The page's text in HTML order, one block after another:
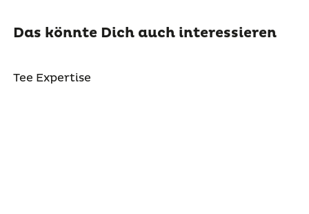
Das könnte Dich auch interessieren
Tee Expertise